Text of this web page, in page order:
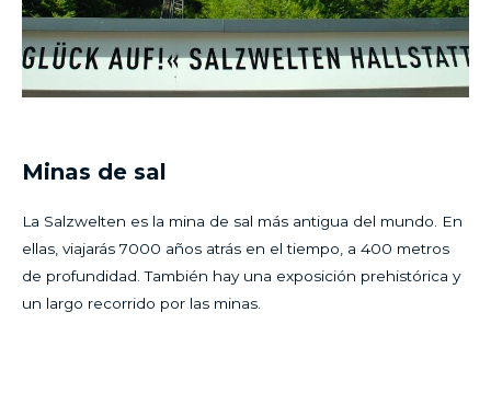
Minas de sal
La Salzwelten es la mina de sal más antigua del mundo. En
ellas, viajarás 7000 años atrás en el tiempo, a 400 metros
de profundidad. También hay una exposición prehistórica y
un largo recorrido por las minas.